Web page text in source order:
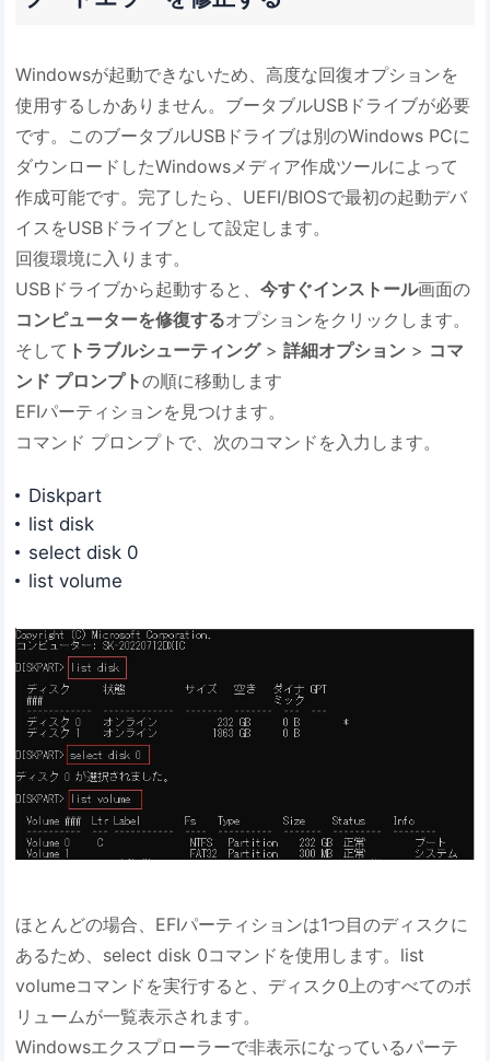
Windowsが起動できないため、高度な回復オプションを
使用するしかありません。ブータブルUSBドライブが必要
です。このブータブルUSBドライブは別のWindows PCに
ダウンロードしたWindowsメディア作成ツールによって
作成可能です。完了したら、UEFI/BIOSで最初の起動デバ
イスをUSBドライブとして設定します。
回復環境に入ります。
USBドライブから起動すると、今すぐインストール画面の
コンピューターを修復するオプションをクリックします。
そして トラブルシューティング>詳細オプション > コマ
ンド プロンプトの順に移動します
EFIパーティションを見つけます。
コマンド プロンプトで、次のコマンドを入力します。
Diskpart
list disk
select disk 0
list volume
ほとんどの場合、EFIパーティションは1つ目のディスクに
あるため、select disk 0コマンドを使用します。list
volumeコマンドを実行すると、ディスク0上のすべてのボ
リュームが一覧表示されます。
Windowsエクスプローラーで非表示になっているパーテ